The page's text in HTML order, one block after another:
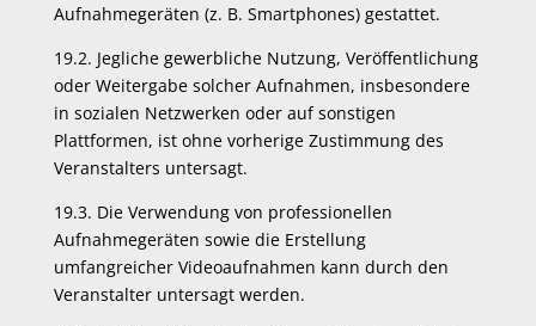
Aufnahmegeräten (z. B. Smartphones) gestattet.
19.2. Jegliche gewerbliche Nutzung, Veröffentlichung
oder Weitergabe solcher Aufnahmen, insbesondere
in sozialen Netzwerken oder auf sonstigen
Plattformen, ist ohne vorherige Zustimmung des
Veranstalters untersagt.
19.3. Die Verwendung von professionellen
Aufnahmegeräten sowie die Erstellung
umfangreicher Videoaufnahmen kann durch den
Veranstalter untersagt werden.